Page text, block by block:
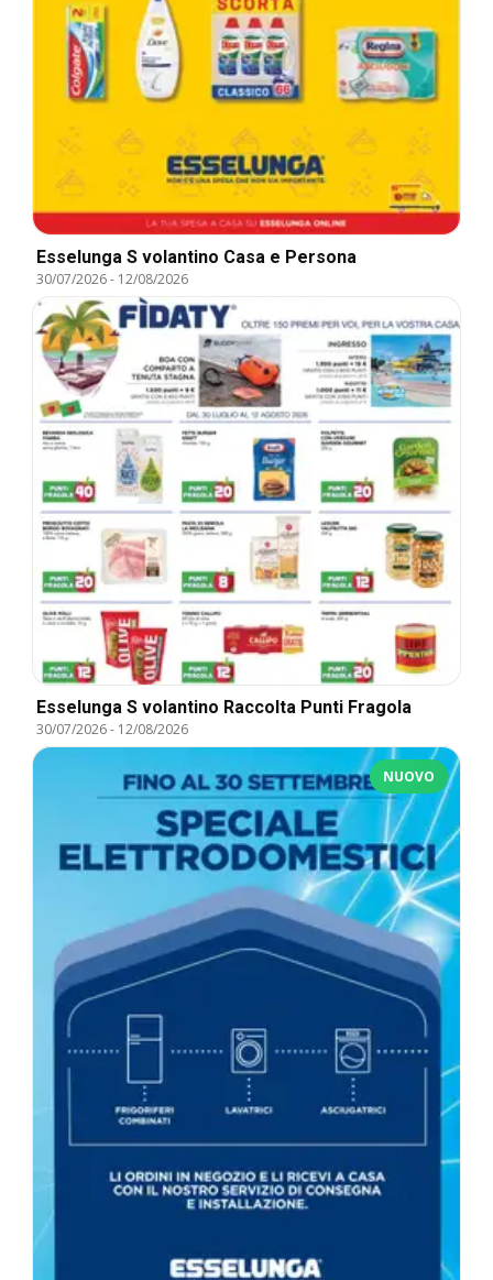
Esselunga S volantino Casa e Persona
30/07/2026- 12/08/2026
Esselunga S volantino Raccolta Punti Fragola
30/07/2026- 12/08/2026
NUOVO